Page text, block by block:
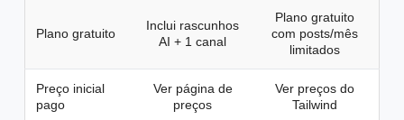
Plano gratuito
Inclui rascunhos
AI + 1 canal
Plano gratuito
com posts/mês
limitados
Preço inicial
pago
Ver página de
preços
Ver preços do
Tailwind